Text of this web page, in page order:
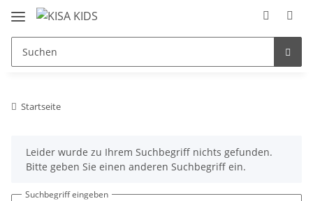
Startseite
xLeider wurde zu Ihrem Suchbegriff nichts gefunden.
Bitte geben Sie einen anderen Suchbegriff ein.
Suchbegriff eingeben